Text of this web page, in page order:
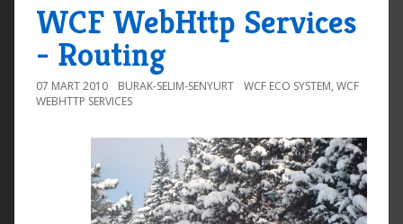
WCF WebHttp Services
- Routing
07 MART 2010 BURAK-SELIM-SENYURT WCF ECO SYSTEM, WCF
WEBHTTP SERVICES